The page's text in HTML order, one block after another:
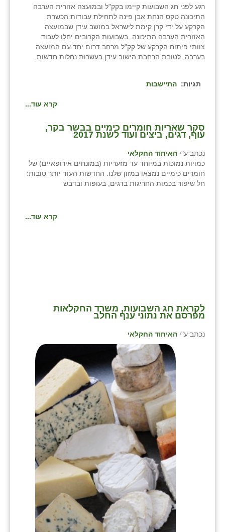
רגע לפני חג השבועות קיימו בקק"ל ובמועצה אזורית הערבה
התיכונה טקס הנחת אבן פינה לתחילת עבודות הכשרת
הקרקע על ידי קרן קימת לישראל במושב עידן שבמועצה
האזורית הערבה התיכונה. בשבועות הקרובים יחלו לעבוד
צוותי פיתוח הקרקע של קק"ל מרחב דרום יחד עם המועצה
בערבה, לטובת הרחבת הישוב עידן בעשרות נחלות חדשות.
תגיות: התיישבות
קרא עוד...
סקר שאריות חומרים כימיים בבשר בקר,
עוף, דגים, ביצים ועוד לשנת 2017
נכתב ע"י האיחוד החקלאי
כמויות נמוכות במיוחד עד מזעריות (במונחים אירופאיים) של
חומרים כימיים נמצאו במזון שלנו. החדשות העוד יותר טובות:
חל שיפור בכמות החריגות בדגים, בעופות ובדבש
קרא עוד...
לקראת חג השבועות, משרד החקלאות
מפרסם את נתוני ענף החלב
נכתב ע"י האיחוד החקלאי